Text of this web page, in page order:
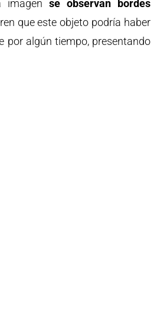
se observan bordes
que este objeto podría haber
por algún tiempo, presentando